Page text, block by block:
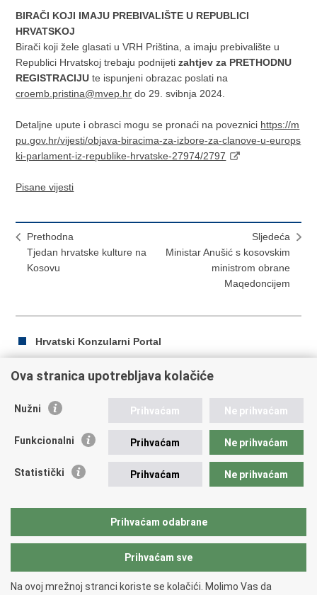
BIRAČI KOJI IMAJU PREBIVALIŠTE U REPUBLICI
HRVATSKOJ
Birači koji žele glasati u VRH Priština, a imaju prebivalište u
Republici Hrvatskoj trebaju podnijetizahtjev za PRETHODNU
REGISTRACIJU te ispunjeni obrazac poslati na
croemb.pristina@mvep.hr do 29. svibnja 2024.
Detaljne upute i obrasci mogu se pronaći na poveznici https://m
pu.gov.hr/vijesti/objava-biracima-za-izbore-za-clanove-u-europs
ki-parlament-iz-republike-hrvatske-27974/2797
Pisane vijesti
Prethodna
Tjedan hrvatske kulture na
Kosovu
Sljedeća
Ministar Anušić s kosovskim
ministrom obrane
Maqedoncijem
Hrvatski Konzularni Portal
Ispiši
Podijeli
Facebooku
Twitteru
Republika Hrvatska
Trg N.Š. Zrinskog 7-8, 10000 Zagreb
fax: +385 (0)1 4551 795, +385 (0)1 4920 149
ministarstvo@mvep.hr
Ova stranica upotrebljava kolačiće
Nužni Prihvaćam Ne prihvaćam
Funkcionalni Prihvaćam Ne prihvaćam
Statistički Prihvaćam Ne prihvaćam
Prihvaćam odabrane
Prihvaćam sve
Na ovoj mrežnoj stranci koriste se kolačići. Molimo Vas da